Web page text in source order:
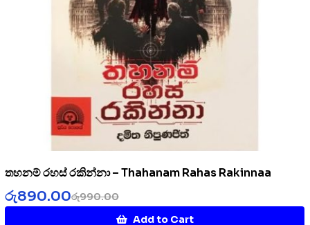
තහනම් රහස් රකින්නා – Thahanam Rahas Rakinnaa
රු990.00
රු890.00
Add to Cart